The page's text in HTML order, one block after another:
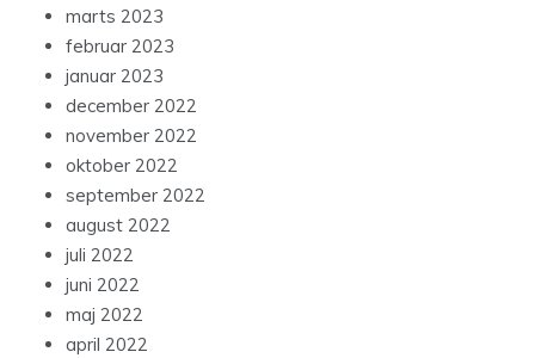
marts 2023
februar 2023
januar 2023
december 2022
november 2022
oktober 2022
september 2022
august 2022
juli 2022
juni 2022
maj 2022
april 2022